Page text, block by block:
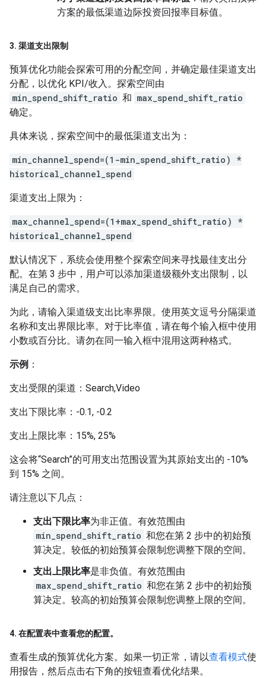
方案的最低渠道边际投资回报率目标值。
3. 渠道支出限制
预算优化功能会探索可用的分配空间，并确定最佳渠道支出
分配，以优化 KPI/收入。探索空间由
min_spend_shift_ratio 和 max_spend_shift_ratio
确定。
具体来说，探索空间中的最低渠道支出为：
min_channel_spend=(1-min_spend_shift_ratio) *
historical_channel_spend
渠道支出上限为：
max_channel_spend=(1+max_spend_shift_ratio) *
historical_channel_spend
默认情况下，系统会使用整个探索空间来寻找最佳支出分
配。在第 3 步中，用户可以添加渠道级额外支出限制，以
满足自己的需求。
为此，请输入渠道级支出比率界限。使用英文逗号分隔渠道
名称和支出界限比率。对于比率值，请在每个输入框中使用
小数或百分比。请勿在同一输入框中混用这两种格式。
示例 ：
支出受限的渠道：Search,Video
支出下限比率：-0.1, -0.2
支出上限比率：15%, 25%
这会将“Search”的可用支出范围设置为其原始支出的 -10%
到 15% 之间。
请注意以下几点：
支出下限比率为非正值。有效范围由
min_spend_shift_ratio 和您在第 2 步中的初始预
算决定。较低的初始预算会限制您调整下限的空间。
支出上限比率是非负值。有效范围由
max_spend_shift_ratio 和您在第 2 步中的初始预
算决定。较高的初始预算会限制您调整上限的空间。
4. 在配置表中查看您的配置。
查看生成的预算优化方案。如果一切正常，请以查看模式使
用报告，然后点击右下角的按钮查看优化结果。